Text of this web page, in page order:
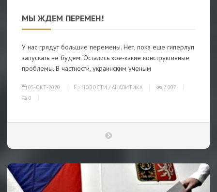
МЫ ЖДЕМ ПЕРЕМЕН!
У нас грядут большие перемены. Нет, пока еще гиперлуп
запускать не будем. Остались кое-какие конструктивные
проблемы. В частности, украинским ученым
05-ОКТ-2020 НОВОСТИ / АНАЛИТИКА
2 007
0